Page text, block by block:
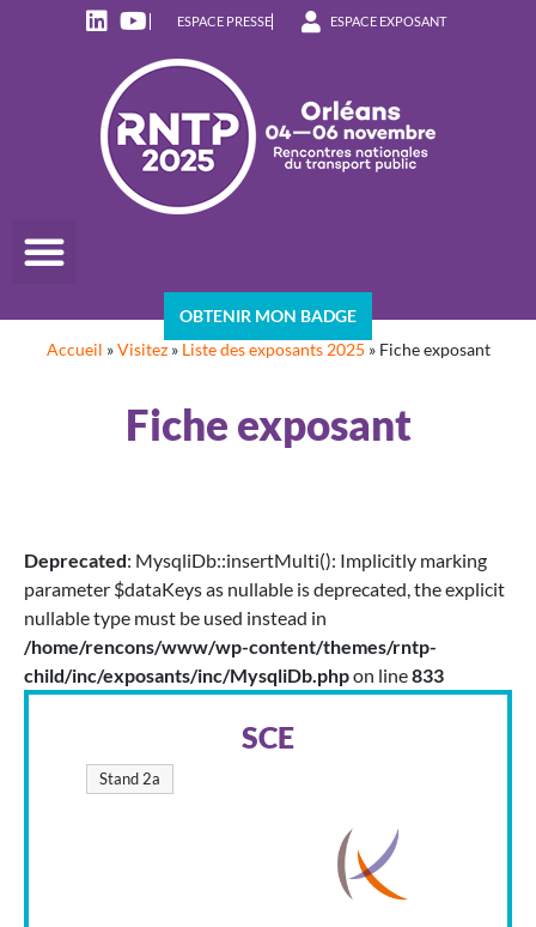
ESPACE PRESSE ESPACE EXPOSANT
OBTENIR MON BADGE
Accueil »Visitez» Liste des exposants 2025 » Fiche exposant
Fiche exposant
Deprecated: MysqliDb::insertMulti(): Implicitly marking
parameter $dataKeys as nullable is deprecated, the explicit
nullable type must be used instead in
/home/rencons/www/wp-content/themes/rntp-
child/inc/exposants/inc/MysqliDb.phpon line833
SCE
Stand 2a